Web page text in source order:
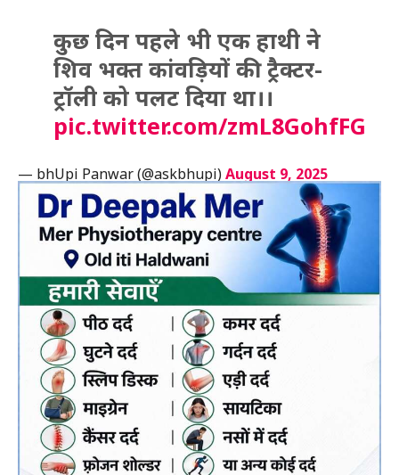
कुछ दिन पहले भी एक हाथी ने
शिव भक्त कांवड़ियों की ट्रैक्टर-
ट्रॉली को पलट दिया था।।
pic.twitter.com/zmL8GohfFG
— bhUpi Panwar (@askbhupi)August 9, 2025